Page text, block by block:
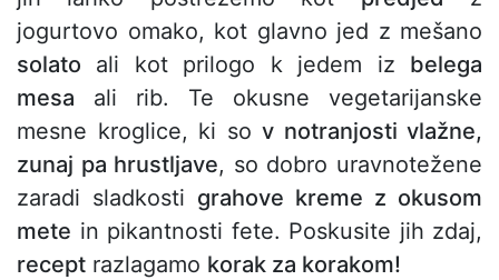
jogurtovo omako, kot glavno jed z mešano
solato ali kot prilogo k jedem iz belega
mesa ali rib. Te okusne vegetarijanske
mesne kroglice, ki so v notranjosti vlažne,
zunaj pa hrustljave, so dobro uravnotežene
zaradi sladkosti grahove kreme z okusom
mete in pikantnosti fete. Poskusite jih zdaj,
recept razlagamo korak za korakom!